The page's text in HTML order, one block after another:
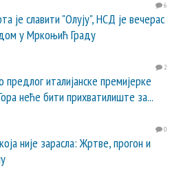
6
је славити "Олују", НСД је вечерас
у Мркоњић Граду
2
предлог италијанске премијерке
неће бити прихватилиште за...
0
није зарасла: Жртве, прогон и